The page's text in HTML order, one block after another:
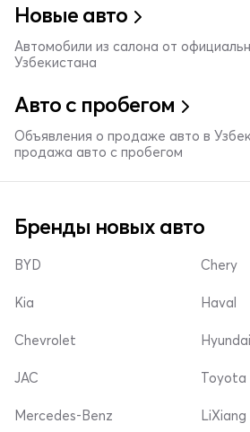
Новые авто
Автомобили из салона от
Узбекистана
Авто с пробегом
Объявления о продаже авто в
продажа авто с пробегом
Бренды новых авто
BYD
Kia
Chevrolet
Chery
Haval
Hyundai
JAC
Mercedes-Benz
Toyota
LiXiang